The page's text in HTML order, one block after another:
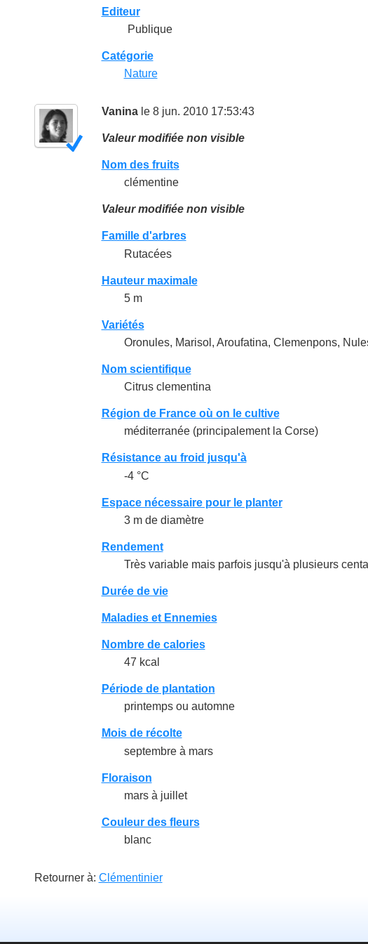
Editeur
Publique
Catégorie
Nature
Vaninale 8 jun. 2010 17:53:43
Valeur modifiée non visible
Nom des fruits
clémentine
Valeur modifiée non visible
Famille d'arbres
Rutacées
Hauteur maximale
5 m
Variétés
Oronules, Marisol, Aroufatina, Clemenpons,
Nom scientifique
Citrus clementina
Région de France où on le cultive
méditerranée (principalement la Corse)
Résistance au froid jusqu'à
-4 °C
Espace nécessaire pour le planter
3 m de diamètre
Rendement
Très variable mais parfois jusqu'à plusieurs
Durée de vie
Maladies et Ennemies
Nombre de calories
47 kcal
Période de plantation
printemps ou automne
Mois de récolte
septembre à mars
Floraison
mars à juillet
Couleur des fleurs
blanc
Retourner à: Clémentinier